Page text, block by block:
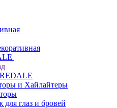
и Хайлайтеры
глаз и бровей